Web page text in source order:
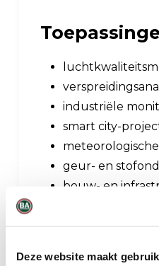
Deze website maakt
industriële
smart city-
geur- en
bouw- en